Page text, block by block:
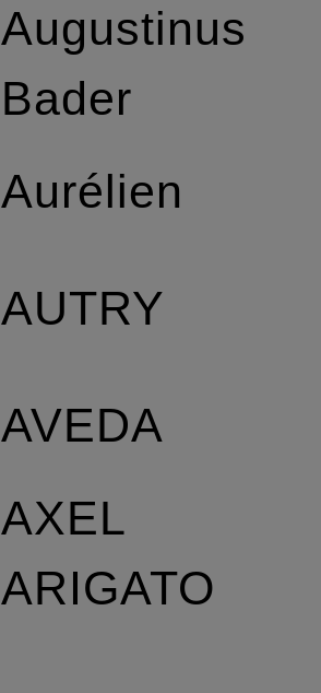
Augustinus
Bader
Aurélien
AUTRY
AVEDA
AXEL
ARIGATO